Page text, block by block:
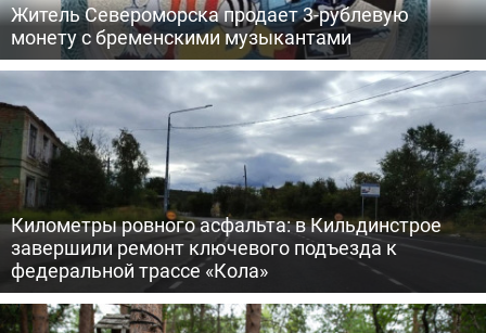
Житель Североморска продает 3-рублевую
монету с бременскими музыкантами
Километры ровного асфальта: в Кильдинстрое
завершили ремонт ключевого подъезда к
федеральной трассе «Кола»